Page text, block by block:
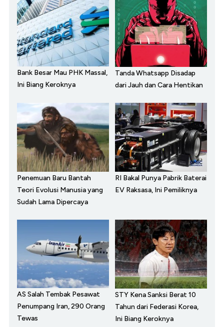
Bank Besar Mau PHK Massal,
Ini Biang Keroknya
Tanda Whatsapp Disadap
dari Jauh dan Cara Hentikan
Penemuan Baru Bantah
Teori Evolusi Manusia yang
Sudah Lama Dipercaya
RI Bakal Punya Pabrik Baterai
EV Raksasa, Ini Pemiliknya
AS Salah Tembak Pesawat
Penumpang Iran, 290 Orang
Tewas
STY Kena Sanksi Berat 10
Tahun dari Federasi Korea,
Ini Biang Keroknya